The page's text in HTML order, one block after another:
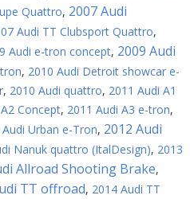
Quattro, 2007 Audi
Audi TT Clubsport Quattro,
Audi e-tron concept, 2009 Audi
, 2010 Audi Detroit showcar e-
, 2010 Audi quattro, 2011 Audi A1
Concept, 2011 Audi A3 e-tron,
Urban e-Tron, 2012 Audi
Nanuk quattro (ItalDesign), 2013
Allroad Shooting Brake,
TT offroad, 2014 Audi TT